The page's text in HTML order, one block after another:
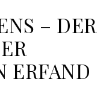
– DER
ERFAND